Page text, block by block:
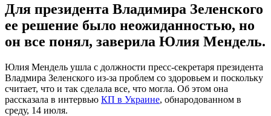
Для президента Владимира Зеленского
ее решение было неожиданностью, но
он все понял, заверила Юлия Мендель.
Юлия Мендель ушла с должности пресс-секретаря президента
Владмира Зеленского из-за проблем со здоровьем и поскольку
считает, что и так сделала все, что могла. Об этом она
рассказала в интервью КП в Украине, обнародованном в
среду, 14 июля.